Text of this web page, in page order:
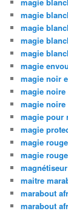
magie
magie
magie
magie
magie
magie
magie noir
magie noire
magie
magie pour
magie
magie
magie
maitre
marabout
marabout